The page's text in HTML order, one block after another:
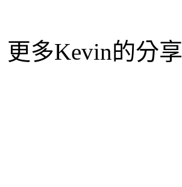
更多Kevin的分享